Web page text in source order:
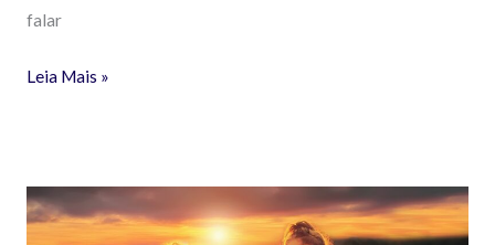
falar
Leia Mais »
O
Passado